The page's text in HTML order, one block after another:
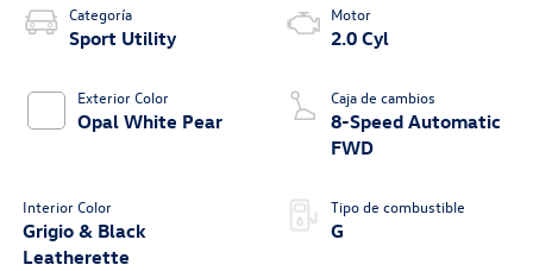
Categoría
Sport Utility
Exterior Color
Opal White Pear
Interior Color
Grigio & Black
Leatherette
Motor
2.0 Cyl
Caja de cambios
8-Speed Automatic
FWD
Tipo de combustible
G